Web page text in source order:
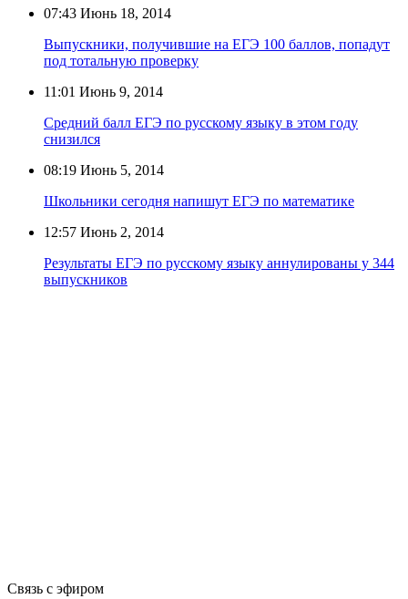
07:43 Июнь 18, 2014
Выпускники, получившие на ЕГЭ 100 баллов, попадут
под тотальную проверку
11:01 Июнь 9, 2014
Средний балл ЕГЭ по русскому языку в этом году
снизился
08:19 Июнь 5, 2014
Школьники сегодня напишут ЕГЭ по математике
12:57 Июнь 2, 2014
Результаты ЕГЭ по русскому языку аннулированы у 344
выпускников
Связь с эфиром